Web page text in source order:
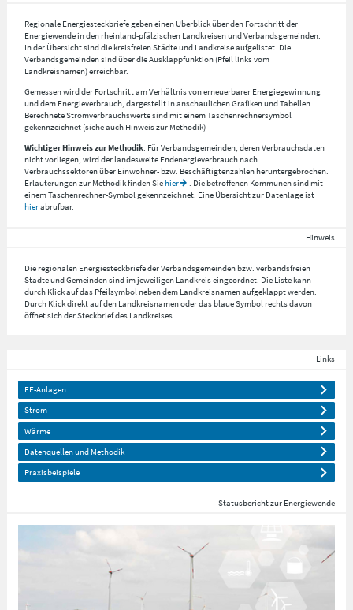
Regionale Energiesteckbriefe geben einen Überblick über den Fortschritt der
Energiewende in den rheinland-pfälzischen Landkreisen und Verbandsgemeinden.
In der Übersicht sind die kreisfreien Städte und Landkreise aufgelistet. Die
Verbandsgemeinden sind über die Ausklappfunktion (Pfeil links vom
Landkreisnamen) erreichbar.
Gemessen wird der Fortschritt am Verhältnis von erneuerbarer Energiegewinnung
und dem Energieverbrauch, dargestellt in anschaulichen Grafiken und Tabellen.
Berechnete Stromverbrauchswerte sind mit einem Taschenrechnersymbol
gekennzeichnet (siehe auch Hinweis zur Methodik)
Wichtiger Hinweis zur Methodik: Für Verbandsgemeinden, deren Verbrauchsdaten
nicht vorliegen, wird der landesweite Endenergieverbrauch nach
Verbrauchssektoren über Einwohner- bzw. Beschäftigtenzahlen heruntergebrochen.
Erläuterungen zur Methodik finden Siehier
. Die betroffenen Kommunen sind mit
einem Taschenrechner-Symbol gekennzeichnet. Eine Übersicht zur Datenlage ist
hierabrufbar.
Hinweis
Die regionalen Energiesteckbriefe der Verbandsgemeinden bzw. verbandsfreien
Städte und Gemeinden sind im jeweiligen Landkreis eingeordnet. Die Liste kann
durch Klick auf das Pfeilsymbol neben dem Landkreisnamen aufgeklappt werden.
Durch Klick direkt auf den Landkreisnamen oder das blaue Symbol rechts davon
öffnet sich der Steckbrief des Landkreises.
Links
EE-Anlagen
Strom
Wärme
Datenquellen und Methodik
Praxisbeispiele
Statusbericht zur Energiewende